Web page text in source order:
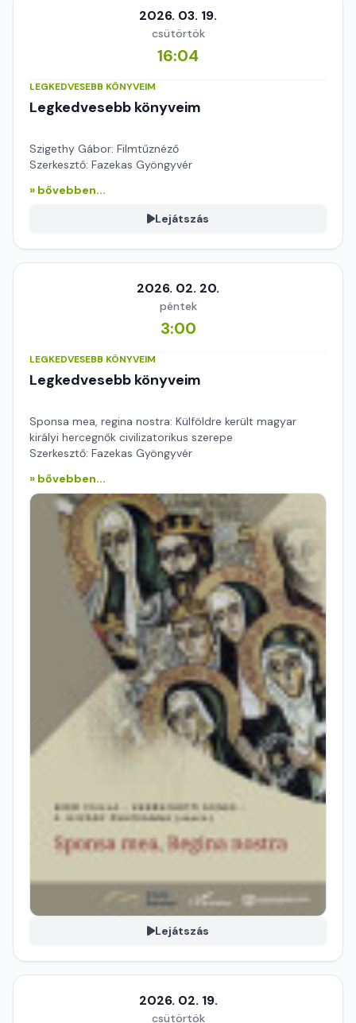
2026. 03. 19.
csütörtök
16:04
LEGKEDVESEBB KÖNYVEIM
Legkedvesebb könyveim
Szigethy Gábor: Filmtűznéző
Szerkesztő: Fazekas Gyöngyvér
» bővebben...
Lejátszás
2026. 02. 20.
péntek
3:00
LEGKEDVESEBB KÖNYVEIM
Legkedvesebb könyveim
Sponsa mea, regina nostra: Külföldre került magyar
királyi hercegnők civilizatorikus szerepe
Szerkesztő: Fazekas Gyöngyvér
» bővebben...
Lejátszás
2026. 02. 19.
csütörtök